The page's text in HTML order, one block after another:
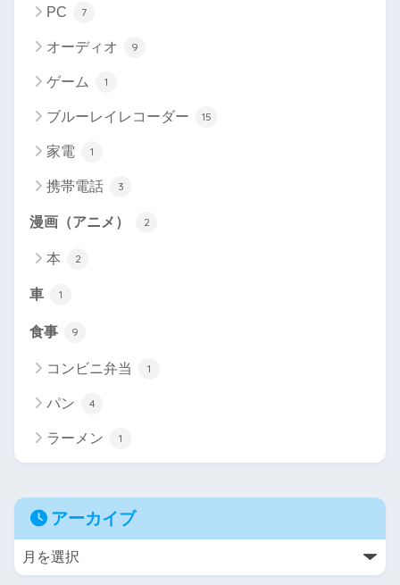
PC 7
オーディオ 9
ゲーム 1
ブルーレイレコーダー 15
家電 1
携帯電話 3
漫画（アニメ） 2
本 2
車 1
食事 9
コンビニ弁当 1
パン 4
ラーメン 1
アーカイブ